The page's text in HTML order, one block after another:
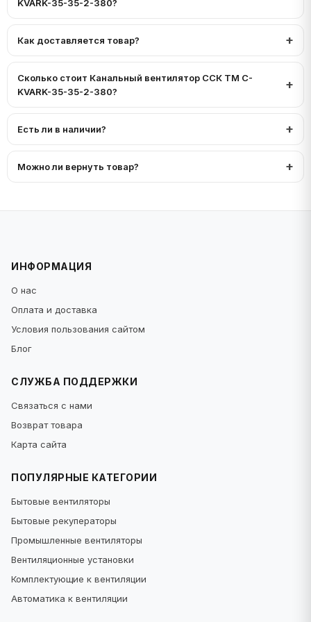
KVARK-35-35-2-380?
Как доставляется товар?
Сколько стоит Канальный вентилятор ССК ТМ C-
KVARK-35-35-2-380?
Есть ли в наличии?
Можно ли вернуть товар?
ИНФОРМАЦИЯ
О нас
Оплата и доставка
Условия пользования сайтом
Блог
СЛУЖБА ПОДДЕРЖКИ
Связаться с нами
Возврат товара
Карта сайта
ПОПУЛЯРНЫЕ КАТЕГОРИИ
Бытовые вентиляторы
Бытовые рекуператоры
Промышленные вентиляторы
Вентиляционные установки
Комплектующие к вентиляции
Автоматика к вентиляции